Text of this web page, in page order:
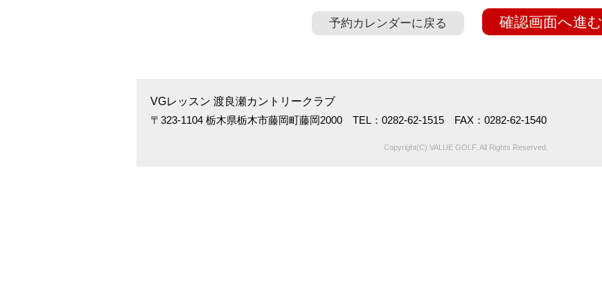
予約カレンダーに戻る 確認画面へ進む
VGレッスン 渡良瀬カントリークラブ
〒323-1104 栃木県栃木市藤岡町藤岡2000 TEL：0282-62-1515 FAX：0282-62-1540
Copyright(C) VALUE GOLF. All Rights Reserved.